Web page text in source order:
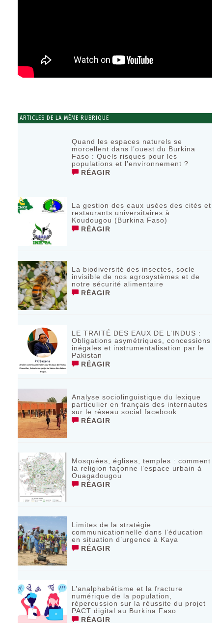
ARTICLES DE LA MÊME RUBRIQUE
Quand les espaces naturels se
morcellent dans l’ouest du Burkina
Faso : Quels risques pour les
populations et l’environnement ?
RÉAGIR
La gestion des eaux usées des cités et
restaurants universitaires à
Koudougou (Burkina Faso)
RÉAGIR
La biodiversité des insectes, socle
invisible de nos agrosystèmes et de
notre sécurité alimentaire
RÉAGIR
LE TRAITÉ DES EAUX DE L’INDUS :
Obligations asymétriques, concessions
inégales et instrumentalisation par le
Pakistan
RÉAGIR
Analyse sociolinguistique du lexique
particulier en français des internautes
sur le réseau social facebook
RÉAGIR
Mosquées, églises, temples : comment
la religion façonne l’espace urbain à
Ouagadougou
RÉAGIR
Limites de la stratégie
communicationnelle dans l’éducation
en situation d’urgence à Kaya
RÉAGIR
L’analphabétisme et la fracture
numérique de la population,
répercussion sur la réussite du projet
PACT digital au Burkina Faso
RÉAGIR